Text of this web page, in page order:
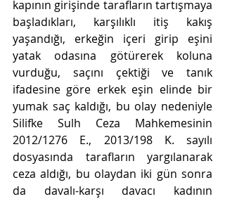
kapının girişinde tarafların tartışmaya
başladıkları, karşılıklı itiş kakış
yaşandığı, erkeğin içeri girip eşini
yatak odasına götürerek koluna
vurduğu, saçını çektiği ve tanık
ifadesine göre erkek eşin elinde bir
yumak saç kaldığı, bu olay nedeniyle
Silifke Sulh Ceza Mahkemesinin
2012/1276 E., 2013/198 K. sayılı
dosyasında tarafların yargılanarak
ceza aldığı, bu olaydan iki gün sonra